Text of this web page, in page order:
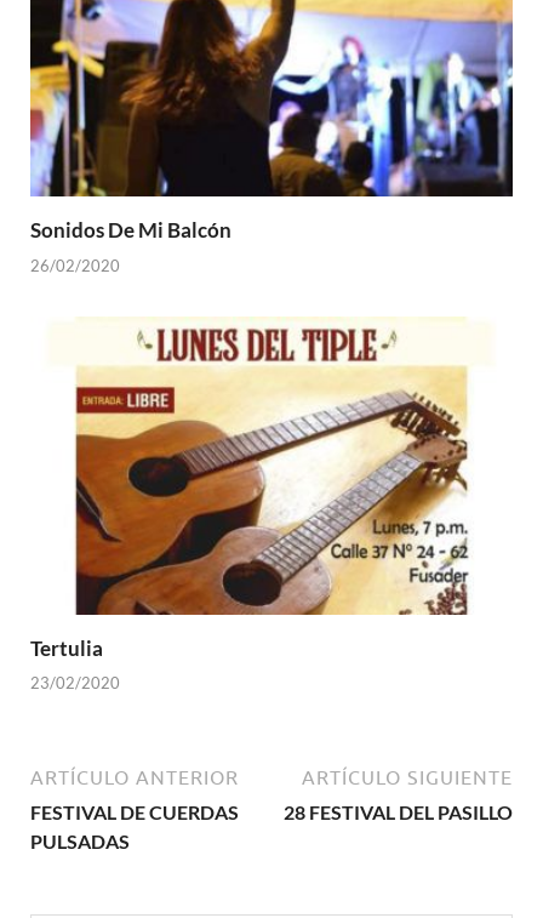
Sonidos De Mi Balcón
26/02/2020
Tertulia
23/02/2020
ARTÍCULO ANTERIOR
FESTIVAL DE CUERDAS
PULSADAS
ARTÍCULO SIGUIENTE
28 FESTIVAL DEL PASILLO